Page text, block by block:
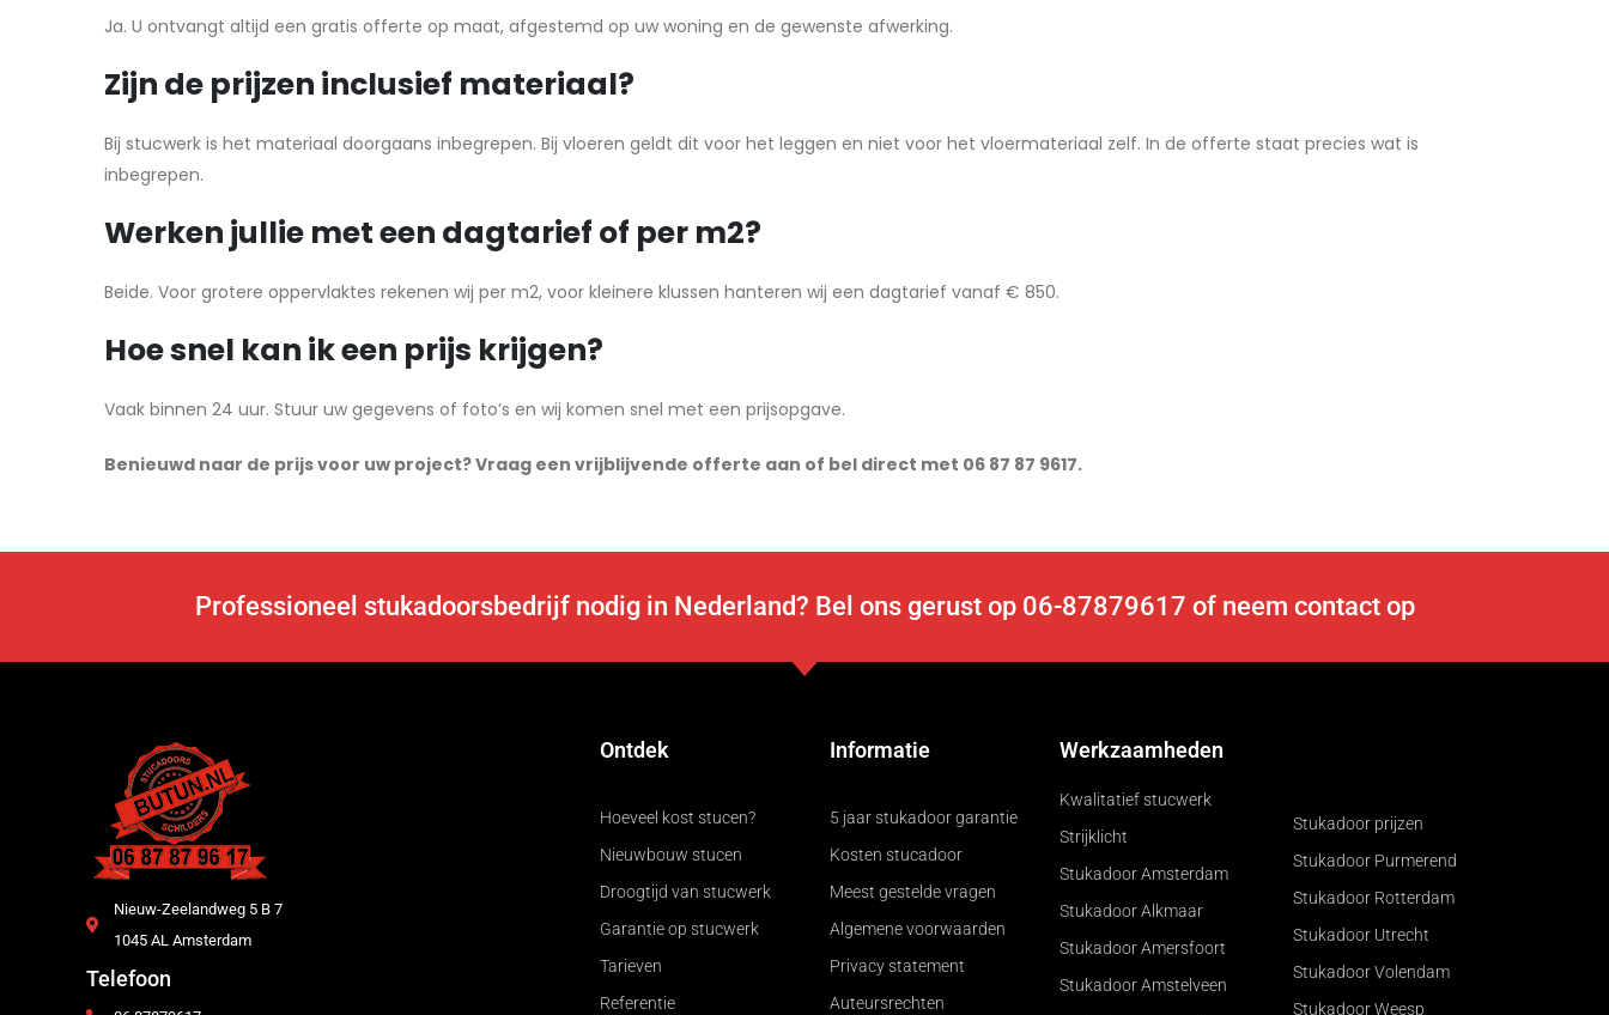
Ja. U ontvangt altijd een gratis offerte op maat, afgestemd op uw woning en de gewenste afwerking.
Zijn de prijzen inclusief materiaal?
Bij stucwerk is het materiaal doorgaans inbegrepen. Bij vloeren geldt dit voor het leggen en niet voor het vloermateriaal zelf. In de offerte staat precies wat is
inbegrepen.
Werken jullie met een dagtarief of per m2?
Beide. Voor grotere oppervlaktes rekenen wij per m2, voor kleinere klussen hanteren wij een dagtarief vanaf € 850.
Hoe snel kan ik een prijs krijgen?
Vaak binnen 24 uur. Stuur uw gegevens of foto’s en wij komen snel met een prijsopgave.
Benieuwd naar de prijs voor uw project? Vraag een vrijblijvende offerte aan of bel direct met 06 87 87 9617.
Professioneel stukadoorsbedrijf nodig in Nederland? Bel ons gerust op 06-87879617 of neem contact op
Nieuw-Zeelandweg 5 B 7
1045 AL Amsterdam
Telefoon
Ontdek
Hoeveel kost stucen?
Nieuwbouw stucen
Droogtijd van stucwerk
Garantie op stucwerk
Tarieven
Referentie
Informatie
5 jaar stukadoor garantie
Kosten stucadoor
Meest gestelde vragen
Algemene voorwaarden
Privacy statement
Auteursrechten
Werkzaamheden
Kwalitatief stucwerk
Strijklicht
Stukadoor Amsterdam
Stukadoor Alkmaar
Stukadoor Amersfoort
Stukadoor Amstelveen
Stukadoor prijzen
Stukadoor Purmerend
Stukadoor Rotterdam
Stukadoor Utrecht
Stukadoor Volendam
Stukadoor Weesp